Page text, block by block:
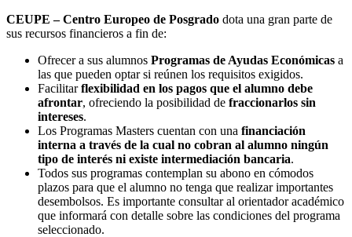
CEUPE – Centro Europeo de Posgrado dota una gran parte de
sus recursos financieros a fin de:
Ofrecer a sus alumnos Programas de Ayudas Económicas a
las que pueden optar si reúnen los requisitos exigidos.
Facilitarflexibilidad en los pagos que el alumno debe
afrontar, ofreciendo la posibilidad de fraccionarlos sin
intereses.
Los Programas Masters cuentan con una financiación
interna a través de la cual no cobran al alumno ningún
tipo de interés ni existe intermediación bancaria.
Todos sus programas contemplan su abono en cómodos
plazos para que el alumno no tenga que realizar importantes
desembolsos. Es importante consultar al orientador académico
que informará con detalle sobre las condiciones del programa
seleccionado.